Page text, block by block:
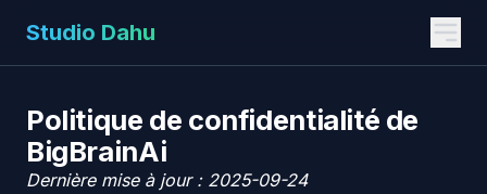
Studio Dahu
Politique de confidentialité de
BigBrainAi
Dernière mise à jour : 2025-09-24